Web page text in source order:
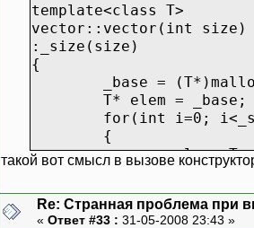
template<class T>
vector::vector(int size)
:_size(size)
{
_base =
T* elem = _base;
for(int i=0;
{
elem-
elem++;
}
}
такой вот смысл в вызове
Re: Странная проблема при
« Ответ #33 : 31-05-2008 23:43 »